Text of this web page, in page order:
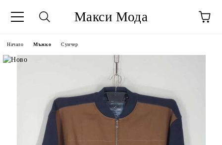
Макси Мода
Начало Мъжко Суичер